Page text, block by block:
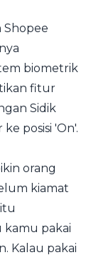
Shopee
biometrik
fitur
Sidik
posisi 'On'.
orang
kiamat
itu
kamu pakai
Kalau pakai